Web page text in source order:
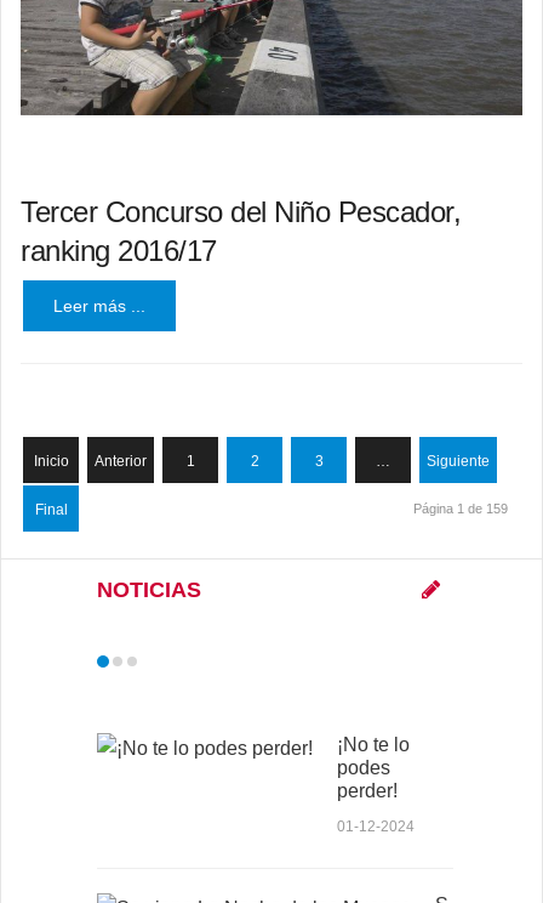
Tercer Concurso del Niño Pescador,
ranking 2016/17
Leer más ...
Inicio Anterior 1 2 3 … Siguiente
Final Página 1 de 159
NOTICIAS
¡No te lo
podes
perder!
01-12-2024